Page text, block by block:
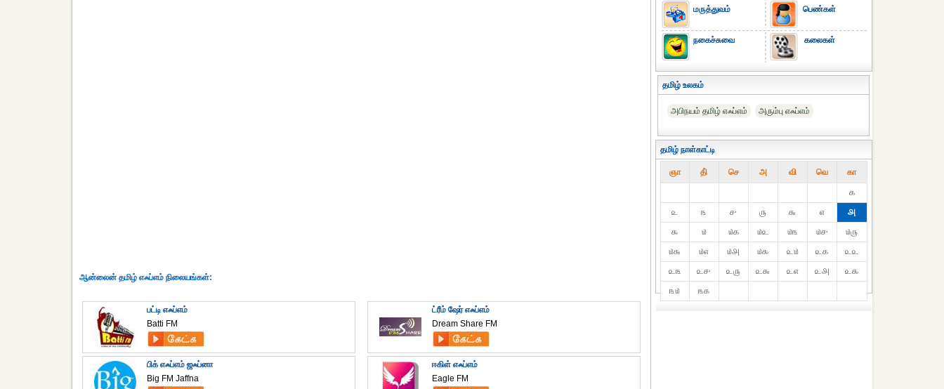
ஆன்லைன் தமிழ் எஃப்எம் நிலையங்கள்:
பட்டி எஃப்எம்
Batti FM
பிக் எஃப்எம் ஜஃப்னா
Big FM Jaffna
ட்ரீம் ஷேர் எஃப்எம்
Dream Share FM
ஈகிள் எஃப்எம்
Eagle FM
மருத்துவம்
நகைச்சுவை
பெண்கள்
கலைகள்
தமிழ் உலகம்
அபிநயம் தமிழ் எஃப்எம் அரும்பு எஃப்எம்
தமிழ் நாள்காட்டி
ஞா தி் செ அ வி வெ கா
௧
௨
௩ ௪ ௫ ௬ ௭
௮
௯
௰ ௰௧ ௰௨ ௰௩ ௰௪
௰௫
௰௬
௰௭ ௰௮ ௰௯ ௨௰ ௨௧
௨௨
௨௩
௨௪ ௨௫ ௨௬ ௨௭ ௨௮
௨௯
௩௰
௩௧